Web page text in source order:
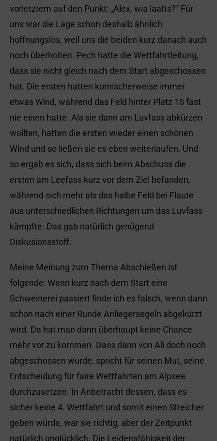
vorletztem auf den Punkt: „Alex, wia laafts?“ Für
uns war die Lage schon deshalb ähnlich
hoffnungslos, weil uns die beiden kurz danach auch
noch überholten. Pech hatte die Wettfahrtleitung,
dass sie nicht gleich nach dem Start abgeschossen
hat. Die ersten hatten komischerweise immer
etwas Wind, während das Feld hinter Platz 15 fast
nie einen hatte. Als sie dann am Luvfass abkürzen
wollten, hatten die ersten wieder einen schönen
Wind und so ließen sie es eben weiterlaufen. Und
so ergab es sich, dass sich beim Abschuss die
ersten am Leefass kurz vor dem Ziel befanden,
während sich mehr als das halbe Feld bei Flaute
aus unterschiedlichen Richtungen um das Luvfass
kämpfte. Das gab natürlich genügend
Diskusionsstoff.
Meine Meinung zum Thema Abschießen ist
folgende: Wenn kurz nach dem Start eine
Schweinerei passiert finde ich es falsch, wenn dann
schon nach einer Runde Anliegersegeln abgekürzt
wird. Da hat man dann überhaupt keine Chance
mehr vor zu kommen. Dass dann von Ali doch noch
abgeschossen wurde, spricht für seinen Mut, seine
Entscheidung für faire Wettfahrten am Alpsee
durchzusetzen. In Anbetracht dessen, dass es
sicher keine 4. Wettfahrt und somit einen Streicher
geben würde, war sie richtig, aber der Zeitpunkt
natürlich unglücklich. Die Leidensfähigkeit der